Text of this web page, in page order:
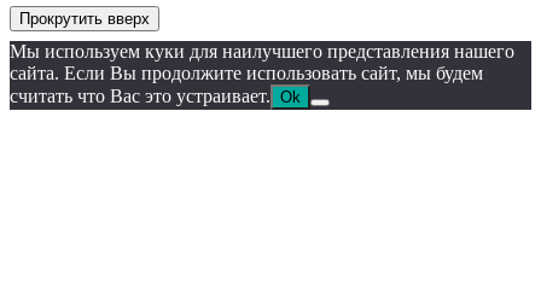
Прокрутить вверх
Мы используем куки для наилучшего представления нашего
сайта. Если Вы продолжите использовать сайт, мы будем
считать что Вас это устраивает. Ok